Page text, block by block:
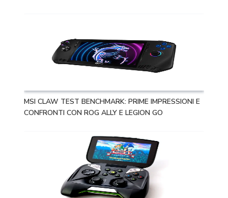
MSI CLAW TEST BENCHMARK: PRIME IMPRESSIONI E
CONFRONTI CON ROG ALLY E LEGION GO